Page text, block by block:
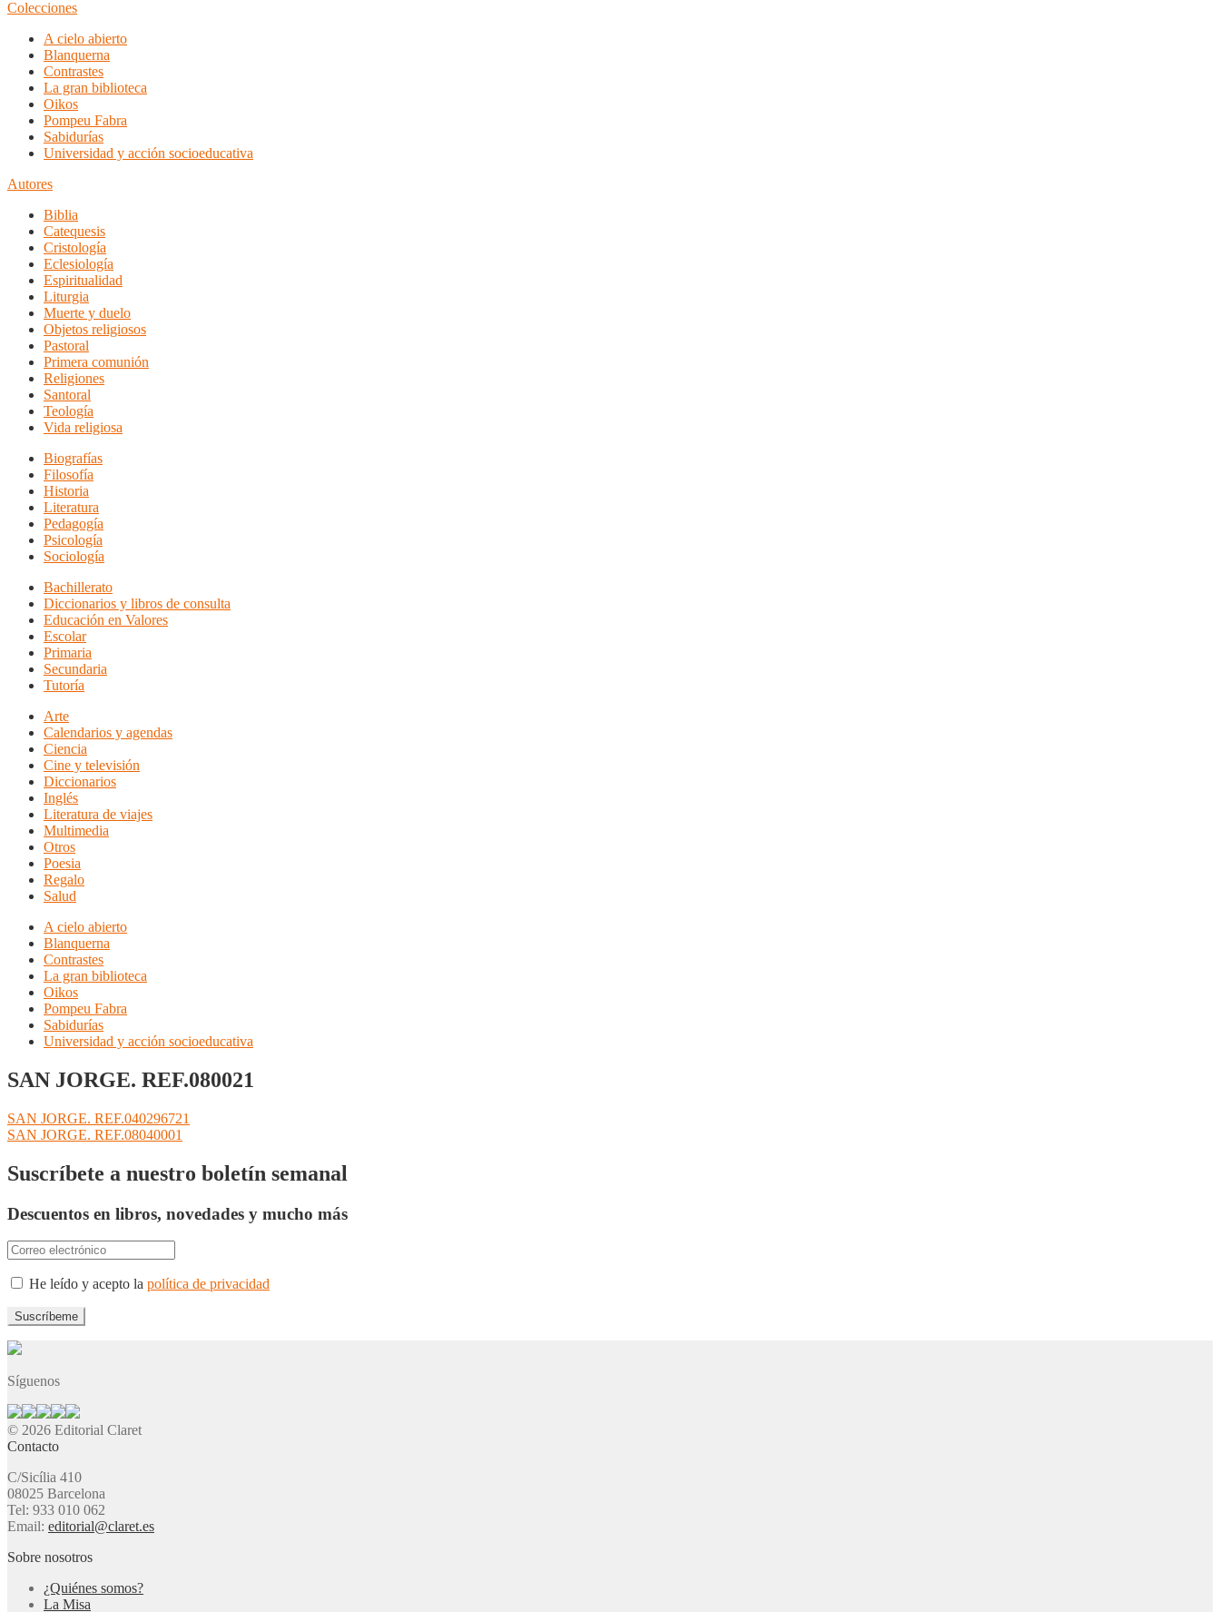
Colecciones
A cielo abierto
Blanquerna
Contrastes
La gran biblioteca
Oikos
Pompeu Fabra
Sabidurías
Universidad y acción socioeducativa
Autores
Biblia
Catequesis
Cristología
Eclesiología
Espiritualidad
Liturgia
Muerte y duelo
Objetos religiosos
Pastoral
Primera comunión
Religiones
Santoral
Teología
Vida religiosa
Biografías
Filosofía
Historia
Literatura
Pedagogía
Psicología
Sociología
Bachillerato
Diccionarios y libros de consulta
Educación en Valores
Escolar
Primaria
Secundaria
Tutoría
Arte
Calendarios y agendas
Ciencia
Cine y televisión
Diccionarios
Inglés
Literatura de viajes
Multimedia
Otros
Poesia
Regalo
Salud
A cielo abierto
Blanquerna
Contrastes
La gran biblioteca
Oikos
Pompeu Fabra
Sabidurías
Universidad y acción socioeducativa
SAN JORGE. REF.080021
Navegación
de
entradas
Anterior:
SAN JORGE. REF.040296721
Siguiente:
SAN JORGE. REF.08040001
Suscríbete a nuestro boletín semanal
Descuentos en libros, novedades y mucho más
He leído y acepto la política de privacidad
Síguenos
© 2026 Editorial Claret
Contacto
C/Sicília 410
08025 Barcelona
Tel: 933 010 062
Email: editorial@claret.es
Sobre nosotros
¿Quiénes somos?
La Misa